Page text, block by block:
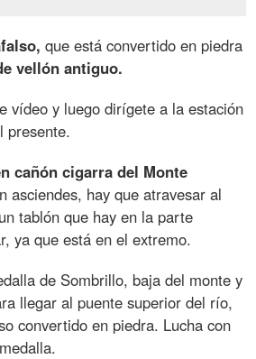
que está convertido en piedra
vellón antiguo.
vídeo y luego dirígete a la estación
presente.
cañón cigarra del Monte
asciendes, hay que atravesar al
tablón que hay en la parte
ya que está en el extremo.
de Sombrillo, baja del monte y
llegar al puente superior del río,
convertido en piedra. Lucha con